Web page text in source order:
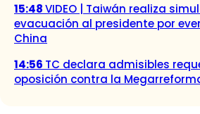
15:48VIDEO | Taiwán realiza
evacuación al presidente por
China
14:56 TC declara admisibles
oposición contra la